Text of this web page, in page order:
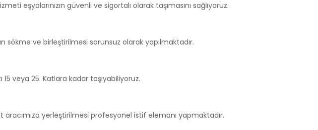
eşyalarınızın güvenli ve sigortalı olarak taşımasını sağlıyoruz.
sökme ve birleştirilmesi sorunsuz olarak yapılmaktadır.
15 veya 25. Katlara kadar taşıyabiliyoruz.
aracımıza yerleştirilmesi profesyonel istif elemanı yapmaktadır.